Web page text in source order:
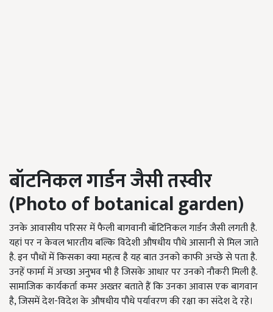
बॉटनिकल गार्डन जैसी तस्वीर
(Photo of botanical garden)
उनके आवासीय परिसर में फैली बागवानी बॉटिनिकल गार्डन जैसी लगती है.
यहां पर न केवल भारतीय बल्कि विदेशी औषधीय पौधे आसानी से मिल जाते
है. इन पौधों में किसका क्या महत्व है यह बात उनको काफी अच्छे से पता है.
उनहें फार्मा में अच्छा अनुभव भी है जिसके आधार पर उनको नौकरी मिली है.
सामाजिक कार्यकर्ता कमर अख्तर बताते हैं कि उनका आवास एक बागवान
है, जिसमें देश-विदेश के औषधीय पौधे पर्यावरण की रक्षा का संदेश दे रहे।